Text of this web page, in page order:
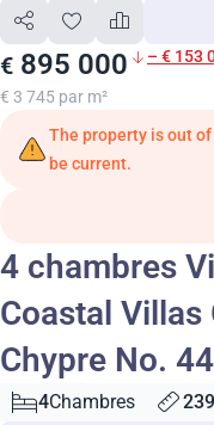
€ 895 000 – € 153
€ 3 745 par m²
The property is out
be current.
4 chambres
Coastal Villas
Chypre No.
4Chambres